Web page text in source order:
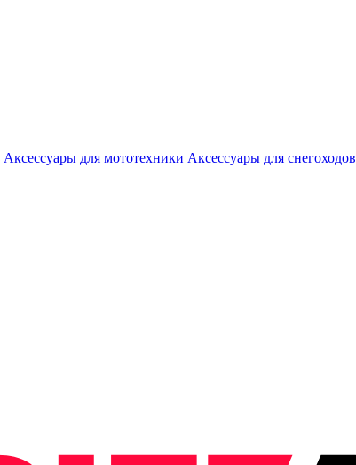
Аксессуары для мототехники Аксессуары для снегоходов